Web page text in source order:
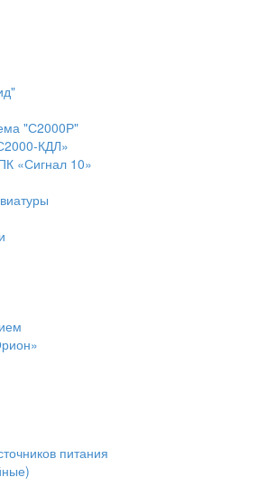
"С2000Р"
КДЛ»
«Сигнал 10»
питания